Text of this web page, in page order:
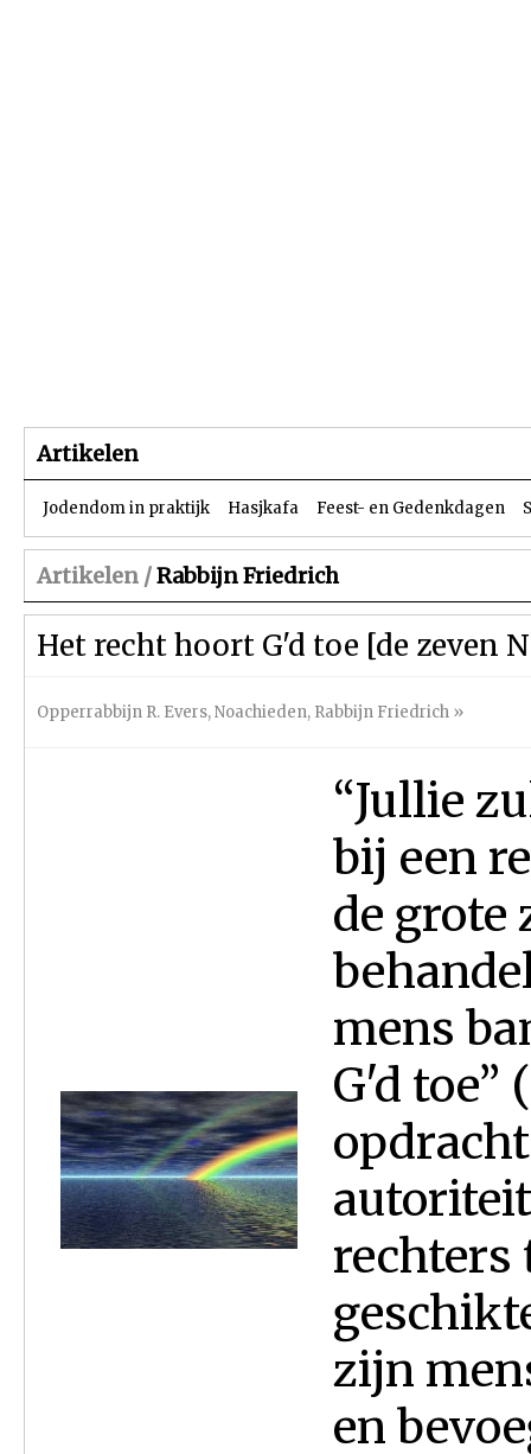
Artikelen
Jodendom in praktijk Hasjkafa Feest- en Gedenkdagen
Artikelen /Rabbijn Friedrich
Het recht hoort G'd toe [de zeven
Opperrabbijn R. Evers,Noachieden, Rabbijn Friedrich »
“Jullie
bij een
de grote
mens
G'd toe”
rechters
zijn
en